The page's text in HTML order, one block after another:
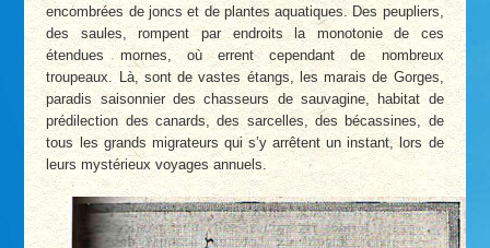
encombrées de joncs et de plantes aquatiques. Des peupliers,
des saules, rompent par endroits la monotonie de ces
étendues mornes, où errent cependant de nombreux
troupeaux. Là, sont de vastes étangs, les marais de Gorges,
paradis saisonnier des chasseurs de sauvagine, habitat de
prédilection des canards, des sarcelles, des bécassines, de
tous les grands migrateurs qui s’y arrêtent un instant, lors de
leurs mystérieux voyages annuels.